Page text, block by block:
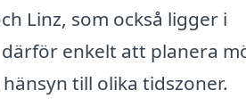
Linz, som också ligger i
enkelt att planera
till olika tidszoner.